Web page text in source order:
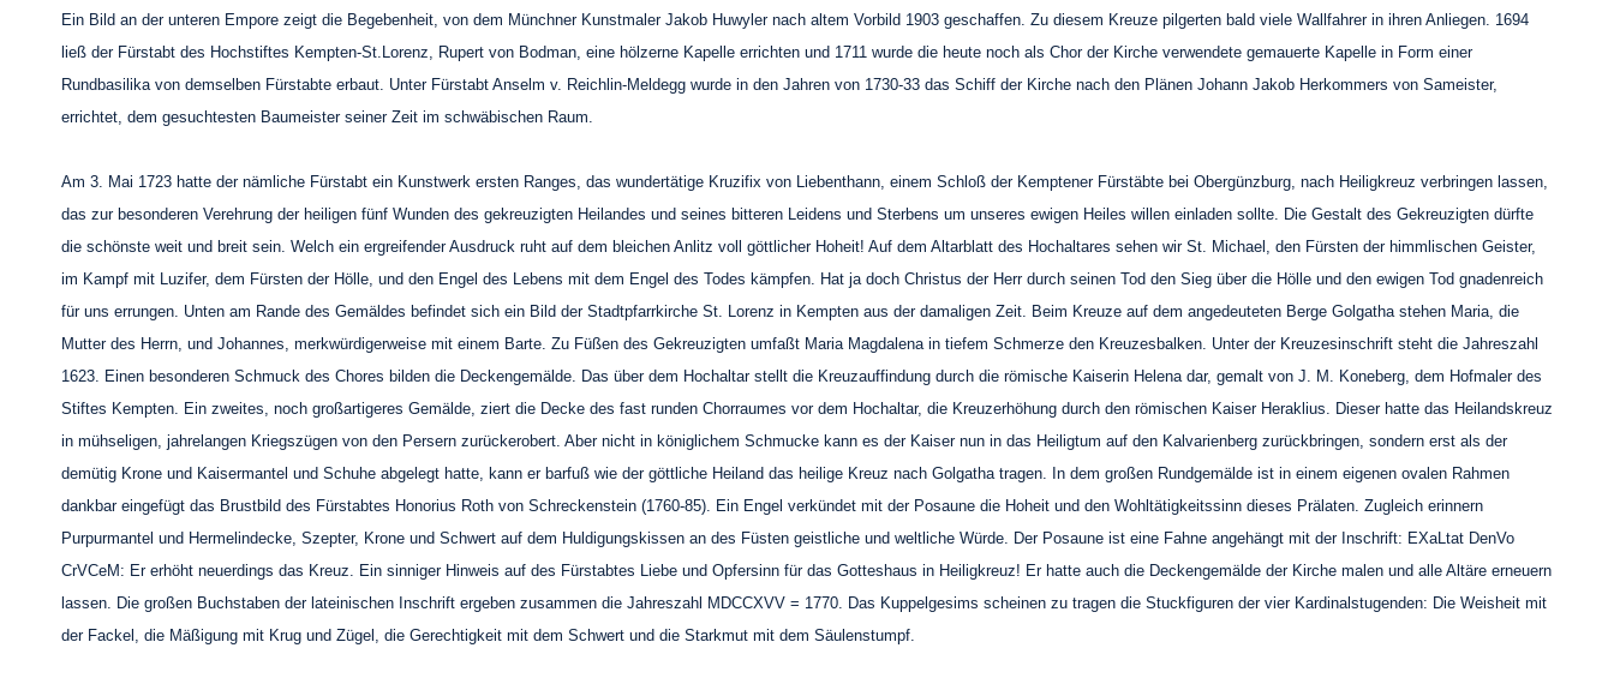
Ein Bild an der unteren Empore zeigt die Begebenheit, von dem Münchner Kunstmaler Jakob Huwyler nach altem Vorbild 1903 geschaffen. Zu diesem Kreuze pilgerten bald viele Wallfahrer in ihren Anliegen. 1694
ließ der Fürstabt des Hochstiftes Kempten-St.Lorenz, Rupert von Bodman, eine hölzerne Kapelle errichten und 1711 wurde die heute noch als Chor der Kirche verwendete gemauerte Kapelle in Form einer
Rundbasilika von demselben Fürstabte erbaut. Unter Fürstabt Anselm v. Reichlin-Meldegg wurde in den Jahren von 1730-33 das Schiff der Kirche nach den Plänen Johann Jakob Herkommers von Sameister,
errichtet, dem gesuchtesten Baumeister seiner Zeit im schwäbischen Raum.
Am 3. Mai 1723 hatte der nämliche Fürstabt ein Kunstwerk ersten Ranges, das wundertätige Kruzifix von Liebenthann, einem Schloß der Kemptener Fürstäbte bei Obergünzburg, nach Heiligkreuz verbringen lassen,
das zur besonderen Verehrung der heiligen fünf Wunden des gekreuzigten Heilandes und seines bitteren Leidens und Sterbens um unseres ewigen Heiles willen einladen sollte. Die Gestalt des Gekreuzigten dürfte
die schönste weit und breit sein. Welch ein ergreifender Ausdruck ruht auf dem bleichen Anlitz voll göttlicher Hoheit! Auf dem Altarblatt des Hochaltares sehen wir St. Michael, den Fürsten der himmlischen Geister,
im Kampf mit Luzifer, dem Fürsten der Hölle, und den Engel des Lebens mit dem Engel des Todes kämpfen. Hat ja doch Christus der Herr durch seinen Tod den Sieg über die Hölle und den ewigen Tod gnadenreich
für uns errungen. Unten am Rande des Gemäldes befindet sich ein Bild der Stadtpfarrkirche St. Lorenz in Kempten aus der damaligen Zeit. Beim Kreuze auf dem angedeuteten Berge Golgatha stehen Maria, die
Mutter des Herrn, und Johannes, merkwürdigerweise mit einem Barte. Zu Füßen des Gekreuzigten umfaßt Maria Magdalena in tiefem Schmerze den Kreuzesbalken. Unter der Kreuzesinschrift steht die Jahreszahl
1623. Einen besonderen Schmuck des Chores bilden die Deckengemälde. Das über dem Hochaltar stellt die Kreuzauffindung durch die römische Kaiserin Helena dar, gemalt von J. M. Koneberg, dem Hofmaler des
Stiftes Kempten. Ein zweites, noch großartigeres Gemälde, ziert die Decke des fast runden Chorraumes vor dem Hochaltar, die Kreuzerhöhung durch den römischen Kaiser Heraklius. Dieser hatte das Heilandskreuz
in mühseligen, jahrelangen Kriegszügen von den Persern zurückerobert. Aber nicht in königlichem Schmucke kann es der Kaiser nun in das Heiligtum auf den Kalvarienberg zurückbringen, sondern erst als der
demütig Krone und Kaisermantel und Schuhe abgelegt hatte, kann er barfuß wie der göttliche Heiland das heilige Kreuz nach Golgatha tragen. In dem großen Rundgemälde ist in einem eigenen ovalen Rahmen
dankbar eingefügt das Brustbild des Fürstabtes Honorius Roth von Schreckenstein (1760-85). Ein Engel verkündet mit der Posaune die Hoheit und den Wohltätigkeitssinn dieses Prälaten. Zugleich erinnern
Purpurmantel und Hermelindecke, Szepter, Krone und Schwert auf dem Huldigungskissen an des Füsten geistliche und weltliche Würde. Der Posaune ist eine Fahne angehängt mit der Inschrift: EXaLtat DenVo
CrVCeM: Er erhöht neuerdings das Kreuz. Ein sinniger Hinweis auf des Fürstabtes Liebe und Opfersinn für das Gotteshaus in Heiligkreuz! Er hatte auch die Deckengemälde der Kirche malen und alle Altäre erneuern
lassen. Die großen Buchstaben der lateinischen Inschrift ergeben zusammen die Jahreszahl MDCCXVV = 1770. Das Kuppelgesims scheinen zu tragen die Stuckfiguren der vier Kardinalstugenden: Die Weisheit mit
der Fackel, die Mäßigung mit Krug und Zügel, die Gerechtigkeit mit dem Schwert und die Starkmut mit dem Säulenstumpf.